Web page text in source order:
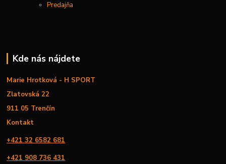
Predajňa
Kde nás nájdete
Marie Hrotková - H SPORT
Zlatovská 22
911 05 Trenčín
Kontakt
+421 32 6582 681
+421 908 736 431